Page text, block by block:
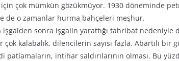
çok mümkün gözükmüyor. 1930 döneminde
de o zamanlar hurma bahçeleri meşhur.
işgalden sonra işgalin yarattığı tahribat
çok kalabalık, dilencilerin sayısı fazla. Abartılı
patlamaların, intihar saldırılarının olması. Bu